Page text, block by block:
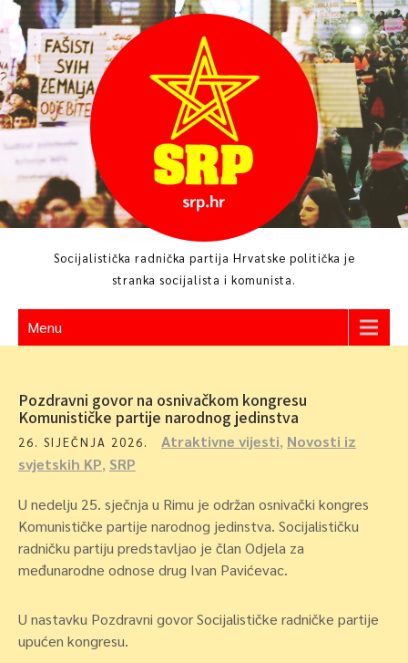
Skip
to
content
Socijalistička radnička partija Hrvatske politička je
stranka socijalista i komunista.
Menu
Pozdravni govor na osnivačkom kongresu
Komunističke partije narodnog jedinstva
26. SIJEČNJA 2026. Atraktivne vijesti, Novosti iz
svjetskih KP, SRP
U nedelju 25. sječnja u Rimu je održan osnivački kongres
Komunističke partije narodnog jedinstva. Socijalističku
radničku partiju predstavljao je član Odjela za
međunarodne odnose drug Ivan Pavićevac.
U nastavku Pozdravni govor Socijalističke radničke partije
upućen kongresu.